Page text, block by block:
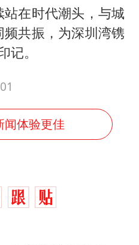
在时代潮头，与城
共振，为深圳湾镌
记。
闻体验更佳